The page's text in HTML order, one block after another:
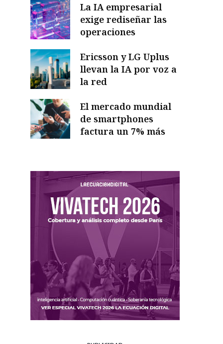
La IA empresarial
exige rediseñar las
operaciones
Ericsson y LG Uplus
llevan la IA por voz a
la red
El mercado mundial
de smartphones
factura un 7% más